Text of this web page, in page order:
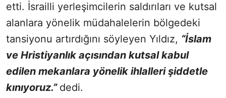
etti. İsrailli yerleşimcilerin saldırıları ve kutsal
alanlara yönelik müdahalelerin bölgedeki
tansiyonu artırdığını söyleyen Yıldız, “İslam
ve Hristiyanlık açısından kutsal kabul
edilen mekanlara yönelik ihlalleri şiddetle
kınıyoruz.” dedi.